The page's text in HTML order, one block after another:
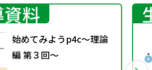
料
始めてみようp4c～理論
編 第３回～